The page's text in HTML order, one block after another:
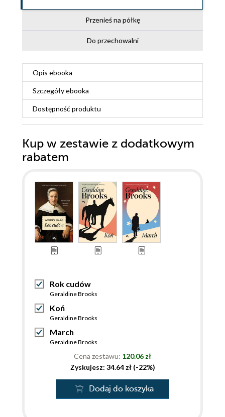
Przenieś na półkę
Do przechowalni
Opis ebooka
Szczegółyebooka
Dostępność produktu
Kup w zestawie z dodatkowym
rabatem
Rok cudów
Geraldine Brooks
Koń
Geraldine Brooks
March
Geraldine Brooks
Cena zestawu: 120.06 zł
Zyskujesz: 34.64 zł (-22%)
Dodaj do koszyka